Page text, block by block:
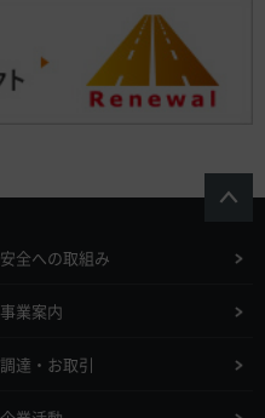
安全への取組み
事業案内
調達・お取引